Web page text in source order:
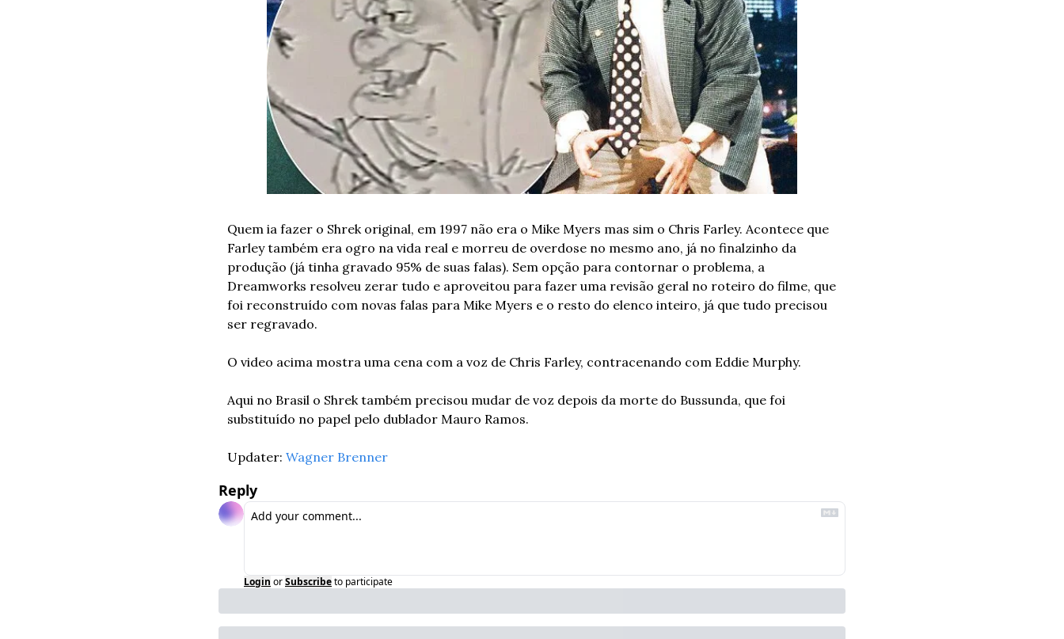
Quem ia fazer o Shrek original, em 1997 não era o Mike Myers mas sim o Chris Farley. Acontece que
Farley também era ogro na vida real e morreu de overdose no mesmo ano, já no finalzinho da
produção (já tinha gravado 95% de suas falas). Sem opção para contornar o problema, a
Dreamworks resolveu zerar tudo e aproveitou para fazer uma revisão geral no roteiro do filme, que
foi reconstruído com novas falas para Mike Myers e o resto do elenco inteiro, já que tudo precisou
ser regravado.
O video acima mostra uma cena com a voz de Chris Farley, contracenando com Eddie Murphy.
Aqui no Brasil o Shrek também precisou mudar de voz depois da morte do Bussunda, que foi
substituído no papel pelo dublador Mauro Ramos.
Updater: Wagner Brenner
Reply
Login orSubscribeto participate